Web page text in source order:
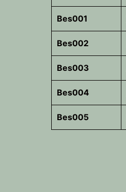
Bes001
Bes002
Bes003
Bes004
Bes005